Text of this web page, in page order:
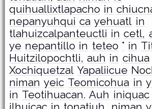
quihuallixtlapacho in
nepanyuhqui ca yehuatl in
tlahuizcalpanteuctli in cetl,
ye nepantillo in teteo ° in
Huitzilopochtli, auh in cihua
Xochiquetzal Yapaliicue
niman yeic Teomicohua in
in Teotihuacan. Auh iniquac